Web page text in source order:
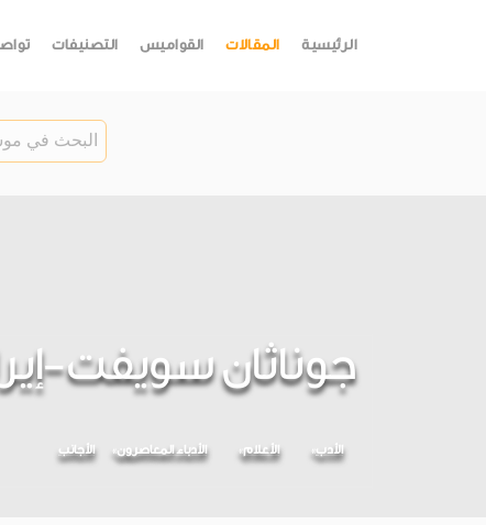
الرئيسية المقالات القواميس التصنيفات
جوناثان سويفت-
الأدب الأعلام الأدباء المعاصرون الأجانب